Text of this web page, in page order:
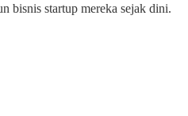
bisnis startup mereka sejak dini.